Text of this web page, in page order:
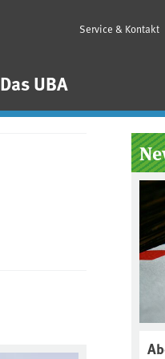
Das UBA
Service & Kontakt